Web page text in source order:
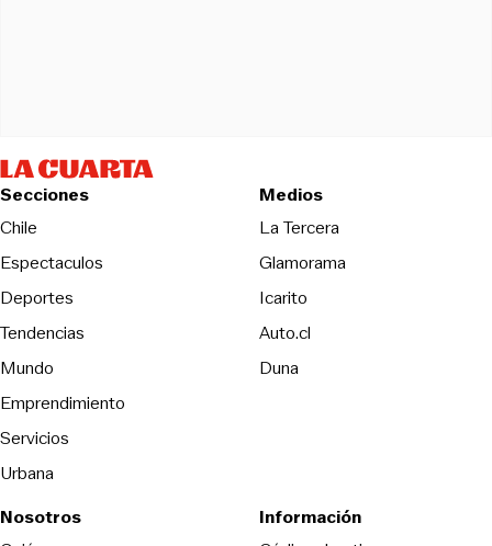
Secciones
Chile
Espectaculos
Deportes
Tendencias
Mundo
Emprendimiento
Servicios
Urbana
Medios
La TerceraOpens in new
Glamorama
Icarito
Auto.cl
DunaOpens in new window
Nosotros
Información